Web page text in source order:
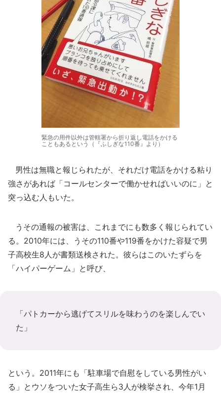
緊急の用件以外は管轄署から折り返し電話をかける
こともあるという（『ふしぎな110番』より）
男性は無職と報じられたが、それだけ電話をかける粘り
強さがあれば「コールセンターで働かせればいいのに」と
突っ込む人もいた。
うその通報の被害は、これまでにも数多く報じられてい
る。2010年には、うその110番や119番をかけた容疑で男
子高校生8人が書類送検された。彼らはこのいたずらを
「ハイパーゲーム」と呼び、
「パトカーから逃げてスリルを味わうのを楽しんでい
た」
という。2011年にも「駐車場で自慰をしている男性がい
る」とウソをついた女子高生ら3人が検挙され、今年1月